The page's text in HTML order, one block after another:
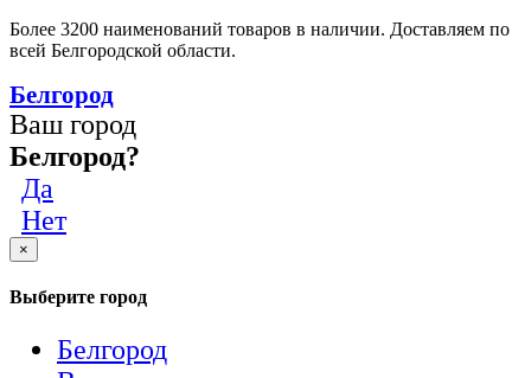
Более 3200 наименований товаров в наличии. Доставляем по
всей Белгородской области.
Белгород
Ваш город
Белгород?
Да
Нет
×
Выберите город
Белгород